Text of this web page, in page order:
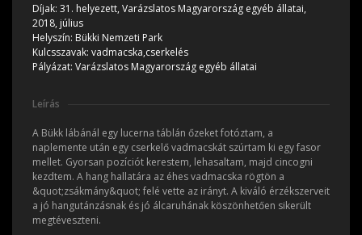
Díjak: 31. helyezett, Varázslatos Magyarország egyéb állatai,
2018, július
Helyszín: Bükki Nemzeti Park
Kulcsszavak: vadmacska,cserkelés
Pályázat: Varázslatos Magyarország egyéb állatai
Leírás
A Bükk lábánál egy lucerna táblán őzeket fotóztam, a
naplemente után egy cserkelő vadmacskát szúrtam ki egy fasor
mellet. Gyorsan pozíciót kerestem, lehasaltam, majd cincogni
kezdtem. A hang hallatára az éhes vadmacska rögtön a
&quot;zsákmány&quot; felé vette az irányt. A kiváló érzékszerveit
a jó hangutánzásnak és jó álcaruhának köszönhetően sikerült
megtéveszteni.